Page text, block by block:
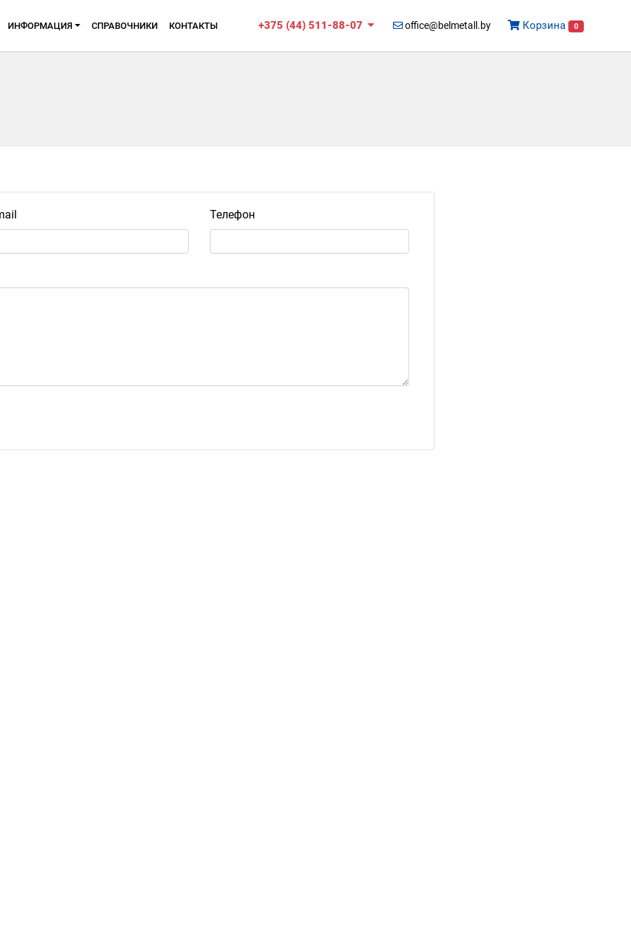
ИНФОРМАЦИЯ CПРАВОЧНИКИ КОНТАКТЫ +375 (44) 511-88-07 office@belmetall.by Корзина 0
Телефон